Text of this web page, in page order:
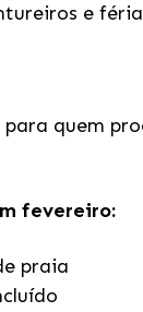
e
quem
fevereiro:
praia